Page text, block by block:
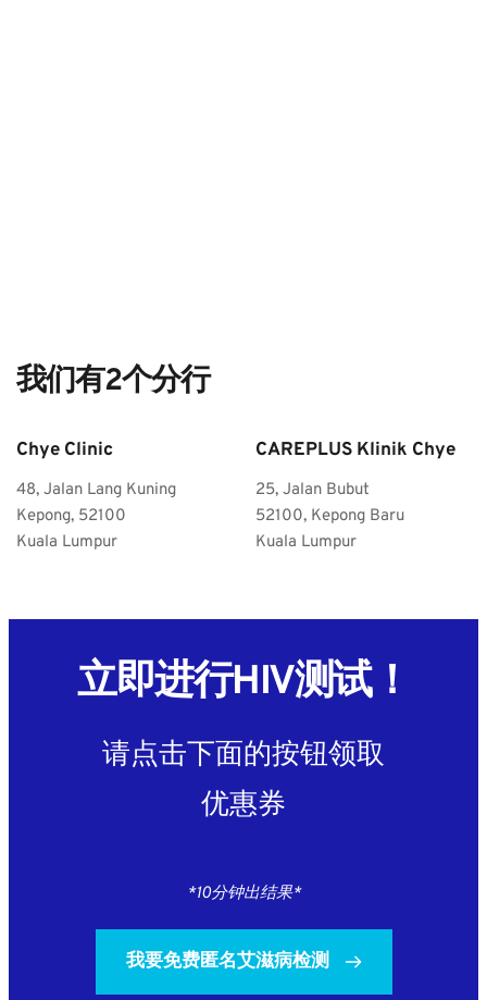
我们有2个分行
Chye Clinic
48, Jalan Lang Kuning
Kepong, 52100
Kuala Lumpur
CAREPLUS Klinik Chye
25, Jalan Bubut
52100, Kepong Baru
Kuala Lumpur
立即进行HIV测试！
请点击下面的按钮领取
优惠券
*10分钟出结果*
我要免费匿名艾滋病检测